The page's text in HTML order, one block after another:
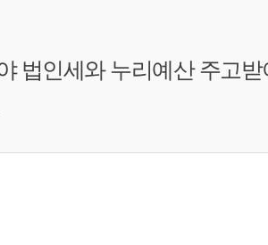
법인세와 누리예산 주고받